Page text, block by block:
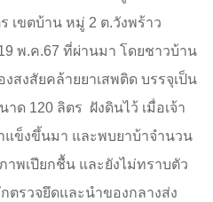
ร เขตบ้าน หมู่ 2 ต.วังพร้าว
พ.ค.67 ที่ผ่านมา โดยชาวบ้าน
สงสัยคล้ายยาเสพติด บรรจุเป็น
าด 120 ลิตร ฝังดินไว้ เมื่อเจ้า
แข็งขึ้นมา และพบยาบ้าจำนวน
าพเปียกชื้น และยังไม่ทราบตัว
ตรวจยึดและนำของกลางส่ง